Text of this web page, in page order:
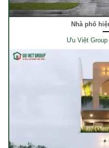
Nhà phố
Ưu Việt Group